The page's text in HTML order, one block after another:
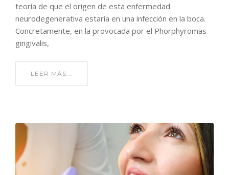
teoría de que el origen de esta enfermedad
neurodegenerativa estaría en una infección en la boca.
Concretamente, en la provocada por el Phorphyromas
gingivalis,
LEER MÁS...